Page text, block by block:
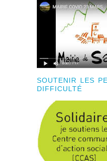
SOUTENIR LES
DIFFICULTÉ